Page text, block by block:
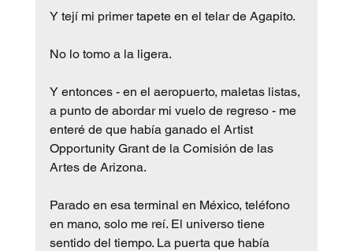
Y tejí mi primer tapete en el telar de Agapito.
No lo tomo a la ligera.
Y entonces - en el aeropuerto, maletas listas,
a punto de abordar mi vuelo de regreso - me
enteré de que había ganado el Artist
Opportunity Grant de la Comisión de las
Artes de Arizona.
Parado en esa terminal en México, teléfono
en mano, solo me reí. El universo tiene
sentido del tiempo. La puerta que había